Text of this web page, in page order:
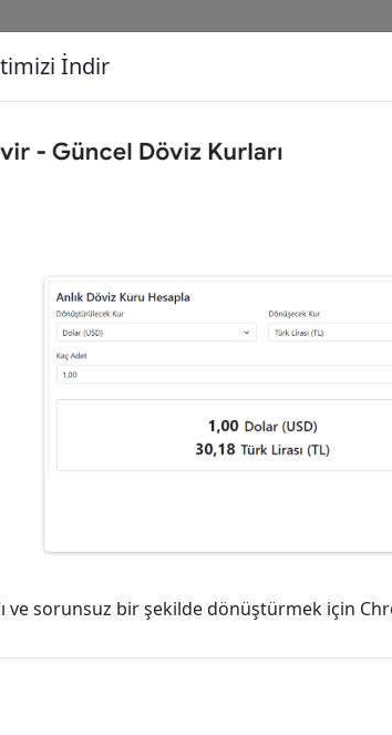
Türk Lirası (TL)
İngiliz Sterlini
İngiliz Sterlini (GBP)
kurcevir.net adresinden takip
İndir
ve sorunsuz bir şekilde dönüştürmek için